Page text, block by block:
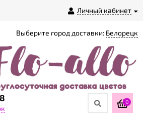
Личный кабинет
Выберите город доставки: Белорецк
0